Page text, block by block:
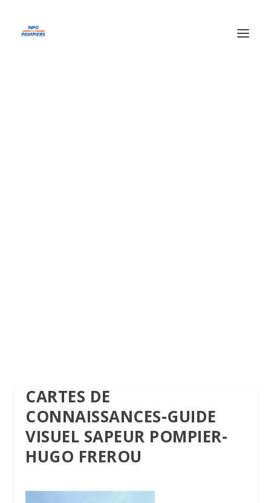
CARTES DE
CONNAISSANCES-GUIDE
VISUEL SAPEUR POMPIER-
HUGO FREROU